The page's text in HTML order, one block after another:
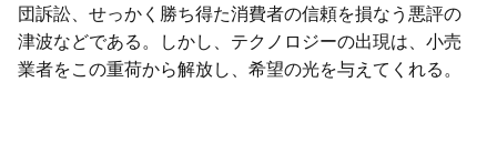
団訴訟、せっかく勝ち得た消費者の信頼を損なう悪評の
津波などである。しかし、テクノロジーの出現は、小売
業者をこの重荷から解放し、希望の光を与えてくれる。